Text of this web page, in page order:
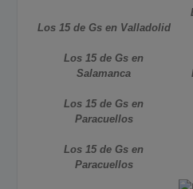
Los 15 de Gs en Valladolid
Los 15 de Gs en
Salamanca
Los 15 de Gs en
Paracuellos
Los 15 de Gs en
Paracuellos